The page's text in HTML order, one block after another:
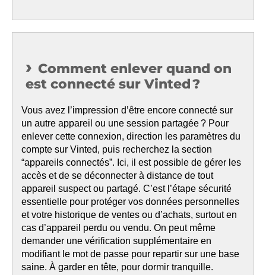
Comment enlever quand on
est connecté sur Vinted ?
Vous avez l’impression d’être encore connecté sur
un autre appareil ou une session partagée ? Pour
enlever cette connexion, direction les paramètres du
compte sur Vinted, puis recherchez la section
“appareils connectés”. Ici, il est possible de gérer les
accès et de se déconnecter à distance de tout
appareil suspect ou partagé. C’est l’étape sécurité
essentielle pour protéger vos données personnelles
et votre historique de ventes ou d’achats, surtout en
cas d’appareil perdu ou vendu. On peut même
demander une vérification supplémentaire en
modifiant le mot de passe pour repartir sur une base
saine. À garder en tête, pour dormir tranquille.